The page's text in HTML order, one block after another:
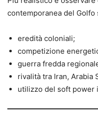
contemporanea del Golfo
eredità coloniali;
competizione
guerra fredda
rivalità tra Iran, Arabia
utilizzo del soft power